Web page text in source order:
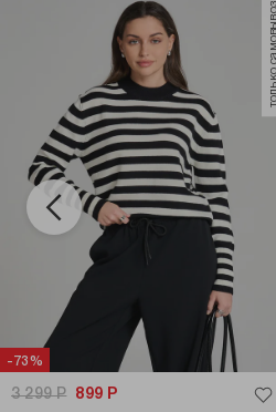
-73%
только самовывоз
3 299Р 899 Р